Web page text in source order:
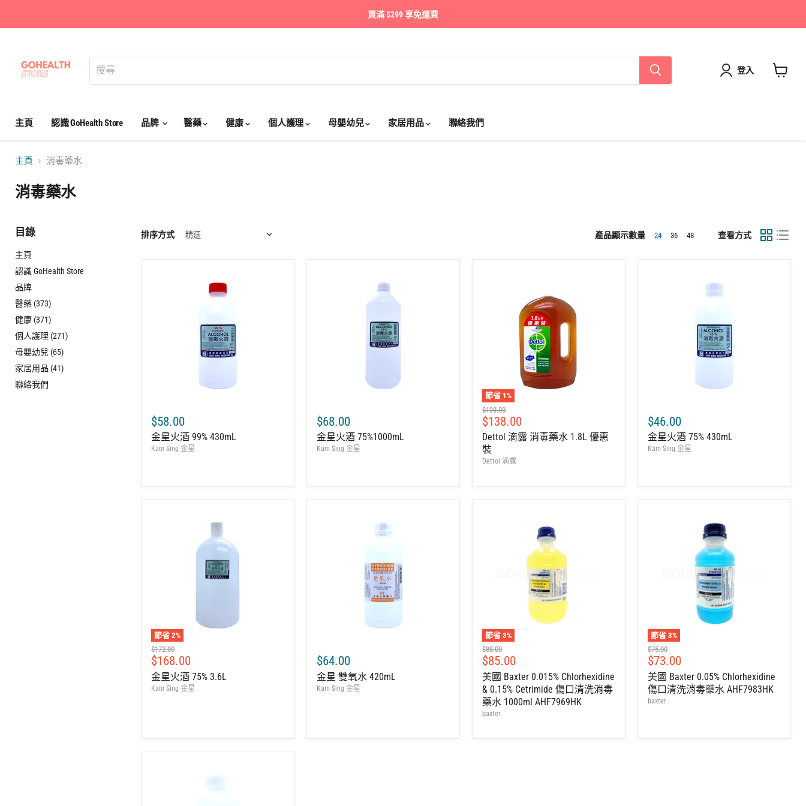
買滿 $299 享免運費
登入
主頁 認識 GoHealth Store 品牌 醫藥 健康 個人護理 母嬰幼兒 家居用品 聯絡我們
主頁 消毒藥水
消毒藥水
目錄
主頁
認識 GoHealth Store
品牌
醫藥 (373)
健康 (371)
個人護理 (271)
母嬰幼兒 (65)
家居用品 (41)
聯絡我們
排序方式 產品顯示數量 24 36 48 查看方式
$58.00
金星火酒 99% 430mL
Kam Sing 金星
$68.00
金星火酒 75%1000mL
Kam Sing 金星
節省 1%
建
議
零
售
價
$139.00
售
價
$138.00
Dettol 滴露 消毒藥水 1.8L 優惠
裝
Dettol 滴露
$46.00
金星火酒 75% 430mL
Kam Sing 金星
節省2%
建
議
零
售
價
$172.00
售
價
$168.00
金星火酒 75% 3.6L
Kam Sing 金星
$64.00
金星 雙氧水 420mL
Kam Sing 金星
節省3%
建
議
零
售
價
$88.00
售
價
$85.00
美國 Baxter 0.015% Chlorhexidine
& 0.15% Cetrimide 傷口清洗消毒
藥水 1000ml AHF7969HK
baxter
節省3%
建
議
零
售
價
$75.00
售
價
$73.00
美國 Baxter 0.05% Chlorhexidine
傷口清洗消毒藥水 AHF7983HK
baxter